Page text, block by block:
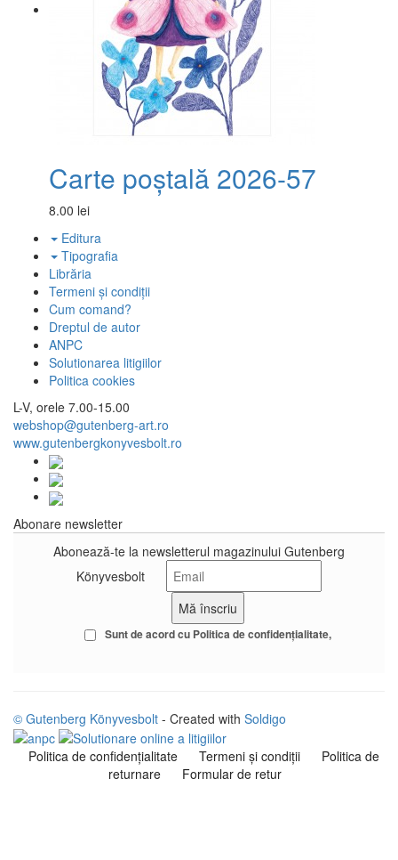
Carte poștală 2026-57
8.00 lei
Editura
Tipografia
Librăria
Termeni și condiții
Cum comand?
Dreptul de autor
ANPC
Solutionarea litigiilor
Politica cookies
L-V, orele 7.00-15.00
webshop@gutenberg-art.ro
www.gutenbergkonyvesbolt.ro
Abonare newsletter
Abonează-te la newsletterul magazinului Gutenberg
Könyvesbolt
Sunt de acord cu Politica de confidenţialitate
© Gutenberg Könyvesbolt - Created with Soldigo
Politica de confidenţialitate Termeni şi condiţii
Politica de
returnare
Formular de retur